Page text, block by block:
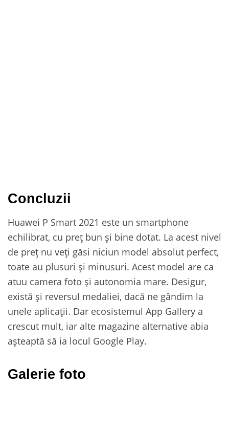
Concluzii
Huawei P Smart 2021 este un smartphone
echilibrat, cu preț bun și bine dotat. La acest nivel
de preț nu veți găsi niciun model absolut perfect,
toate au plusuri și minusuri. Acest model are ca
atuu camera foto și autonomia mare. Desigur,
există și reversul medaliei, dacă ne gândim la
unele aplicații. Dar ecosistemul App Gallery a
crescut mult, iar alte magazine alternative abia
așteaptă să ia locul Google Play.
Galerie foto